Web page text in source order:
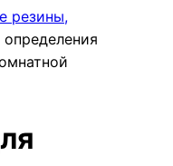
резины,